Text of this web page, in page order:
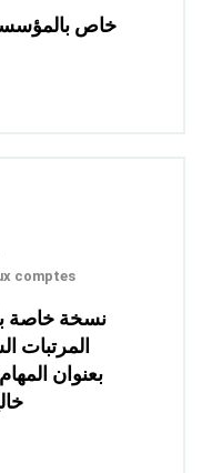
خاص
comptes
نسخة خاصة
المرتبات